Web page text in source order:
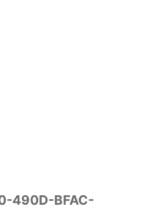
490D-BFAC-